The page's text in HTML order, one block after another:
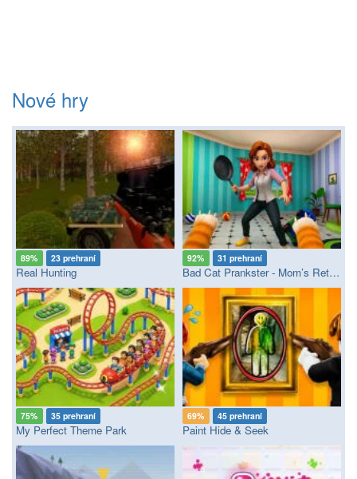
Nové hry
89% 23 prehraní
Real Hunting
92% 31 prehraní
Bad Cat Prankster - Mom’s Return
75% 35 prehraní
My Perfect Theme Park
69% 45 prehraní
Paint Hide & Seek